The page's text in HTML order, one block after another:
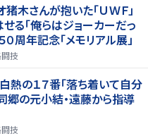
木さんが抱いた「ＵＷＦ」
る「俺らはジョーカーだっ
周年記念「メモリアル展」
技
熱の１７番「落ち着いて自分
郷の元小結・遠藤から指導
技